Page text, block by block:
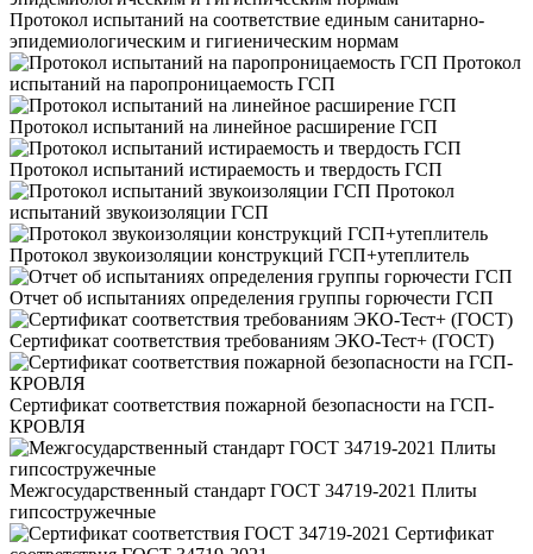
Протокол испытаний на соответствие единым санитарно-
эпидемиологическим и гигиеническим нормам
Протокол
испытаний на паропроницаемость ГСП
Протокол испытаний на линейное расширение ГСП
Протокол испытаний истираемость и твердость ГСП
Протокол
испытаний звукоизоляции ГСП
Протокол звукоизоляции конструкций ГСП+утеплитель
Отчет об испытаниях определения группы горючести ГСП
Сертификат соответствия требованиям ЭКО-Тест+ (ГОСТ)
Сертификат соответствия пожарной безопасности на ГСП-
КРОВЛЯ
Межгосударственный стандарт ГОСТ 34719-2021 Плиты
гипсостружечные
Сертификат